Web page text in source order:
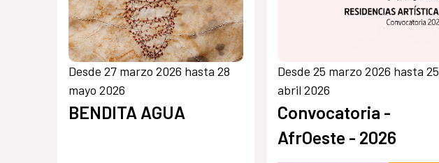
Desde 27 marzo 2026 hasta 28
mayo 2026
BENDITA AGUA
Desde 25 marzo 2026 hasta 25
abril 2026
Convocatoria -
AfrOeste - 2026